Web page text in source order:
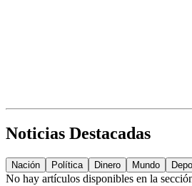
Noticias Destacadas
Nación Política Dinero Mundo
No hay artículos disponibles en la